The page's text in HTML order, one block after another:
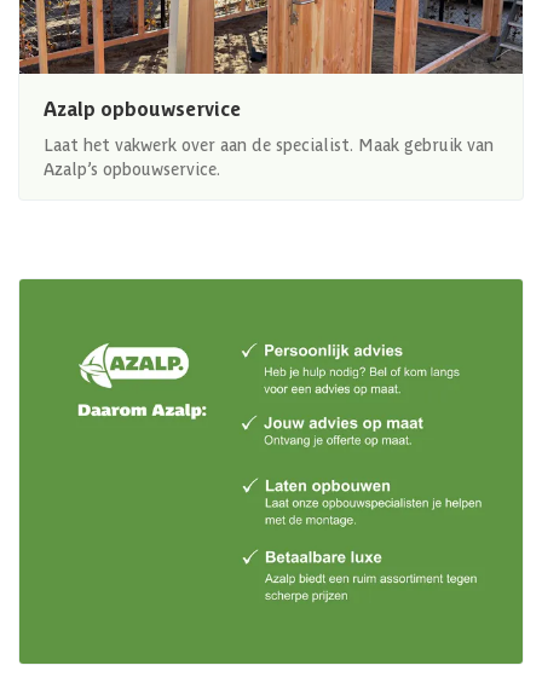
Azalp opbouwservice
Laat het vakwerk over aan de specialist. Maak gebruik van
Azalp’s opbouwservice.